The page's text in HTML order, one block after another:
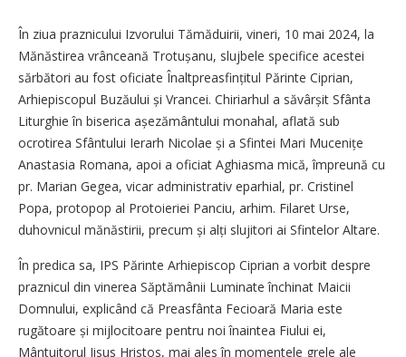
În ziua praznicului Izvorului Tămăduirii, vineri, 10 mai 2024, la
Mănăstirea vrânceană Trotușanu, slujbele specifice acestei
sărbători au fost oficiate Înaltpreasfințitul Părinte Ciprian,
Arhiepiscopul Buzăului și Vrancei. Chiriarhul a săvârșit Sfânta
Liturghie în biserica așezământului monahal, aflată sub
ocrotirea Sfântului Ierarh Nicolae și a Sfintei Mari Mucenițe
Anastasia Romana, apoi a oficiat Aghiasma mică, împreună cu
pr. Marian Gegea, vicar administrativ eparhial, pr. Cristinel
Popa, protopop al Protoieriei Panciu, arhim. Filaret Urse,
duhovnicul mănăstirii, precum și alți slujitori ai Sfintelor Altare.
În predica sa, IPS Părinte Arhiepiscop Ciprian a vorbit despre
praznicul din vinerea Săptămânii Luminate închinat Maicii
Domnului, explicând că Preasfânta Fecioară Maria este
rugătoare și mijlocitoare pentru noi înaintea Fiului ei,
Mântuitorul Iisus Hristos, mai ales în momentele grele ale